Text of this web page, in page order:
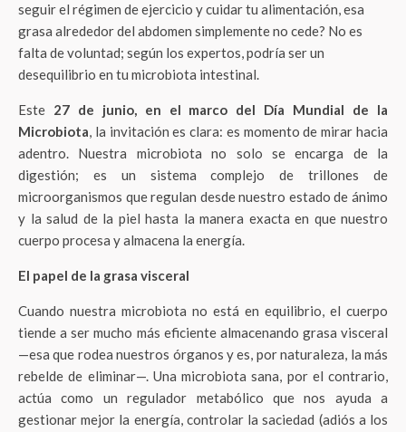
seguir el régimen de ejercicio y cuidar tu alimentación, esa
grasa alrededor del abdomen simplemente no cede? No es
falta de voluntad; según los expertos, podría ser un
desequilibrio en tu microbiota intestinal.
Este 27 de junio, en el marco del Día Mundial de la
Microbiota, la invitación es clara: es momento de mirar hacia
adentro. Nuestra microbiota no solo se encarga de la
digestión; es un sistema complejo de trillones de
microorganismos que regulan desde nuestro estado de ánimo
y la salud de la piel hasta la manera exacta en que nuestro
cuerpo procesa y almacena la energía.
El papel de la grasa visceral
Cuando nuestra microbiota no está en equilibrio, el cuerpo
tiende a ser mucho más eficiente almacenando grasa visceral
—esa que rodea nuestros órganos y es, por naturaleza, la más
rebelde de eliminar—. Una microbiota sana, por el contrario,
actúa como un regulador metabólico que nos ayuda a
gestionar mejor la energía, controlar la saciedad (adiós a los